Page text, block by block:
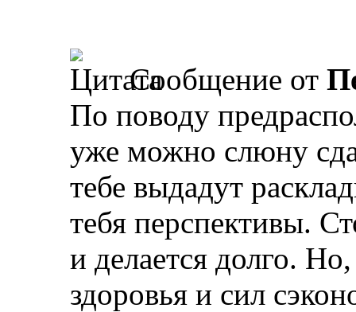
Сообщение от
По поводу
уже можно слюну
тебе выдадут
тебя перспективы.
и делается долго.
здоровья и сил